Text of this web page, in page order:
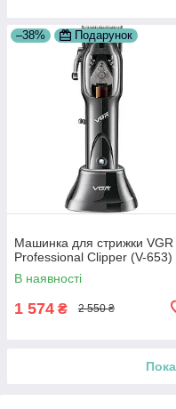
–38% Подарунок
Машинка для стрижки VGR
Professional Clipper (V-653)
В наявності
1 574 ₴ 2 550 ₴